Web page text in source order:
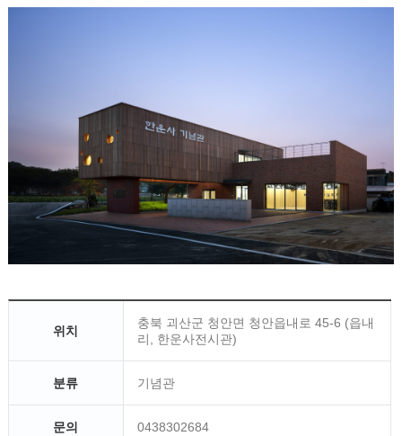
위치
충북 괴산군 청안면 청안읍내로 45-6 (읍내
리, 한운사전시관)
분류 기념관
문의 0438302684